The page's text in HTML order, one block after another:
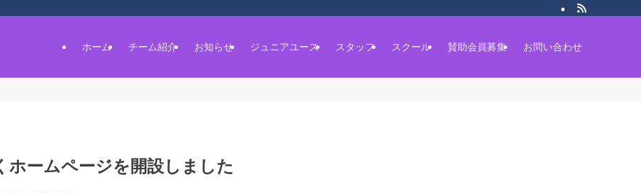
ホーム チーム紹介 お知らせ ジュニアユース スタッフ スクール 賛助会員募集 お問い合わせ
ホームページを開設しました